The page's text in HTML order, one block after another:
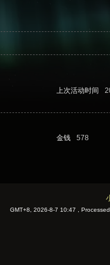
上次活动时间
金钱
578
GMT+8, 2026-8-7 10:47 ,